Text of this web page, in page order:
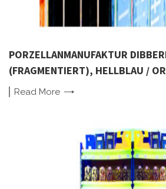
PORZELLANMANUFAKTUR
(FRAGMENTIERT), HELLBLAU /
Read More